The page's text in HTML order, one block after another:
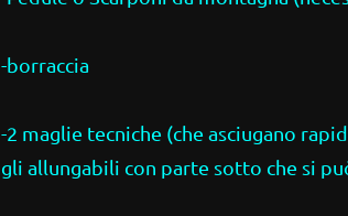
-borraccia
-2 maglie tecniche (che asciugano
gli allungabili con parte sotto che si